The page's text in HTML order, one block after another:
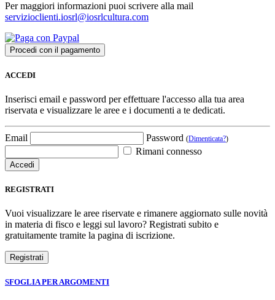
Per maggiori informazioni puoi scrivere alla mail
servizioclienti.iosrl@iosrlcultura.com
ACCEDI
Inserisci email e password per effettuare l'accesso alla tua area
riservata e visualizzare le aree e i documenti a te dedicati.
Email Password (Dimenticata?)
Rimani connesso
REGISTRATI
Vuoi visualizzare le aree riservate e rimanere aggiornato sulle novità
in materia di fisco e leggi sul lavoro? Registrati subito e
gratuitamente tramite la pagina di iscrizione.
SFOGLIA PER ARGOMENTI